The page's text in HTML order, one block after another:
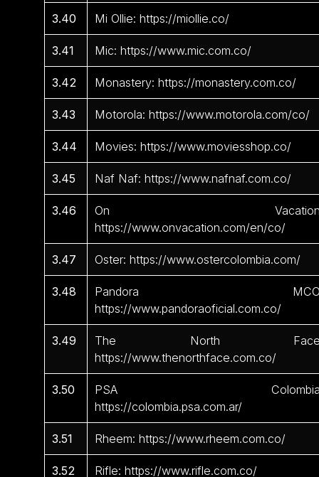
3.40 Mi Ollie: https://miollie.co/
3.41 Mic: https://www.mic.com.co/
3.42 Monastery: https://monastery.com.co/
3.43 Motorola: https://www.motorola.com/co/
3.44 Movies: https://www.moviesshop.co/
3.45 Naf Naf: https://www.nafnaf.com.co/
3.46
On
https://www.onvacation.com/en/co/
3.47 Oster: https://www.ostercolombia.com/
3.48
Pandora
https://www.pandoraoficial.com.co/
3.49
The North
https://www.thenorthface.com.co/
3.50
PSA
https://colombia.psa.com.ar/
3.51 Rheem: https://www.rheem.com.co/
3.52 Rifle: https://www.rifle.com.co/